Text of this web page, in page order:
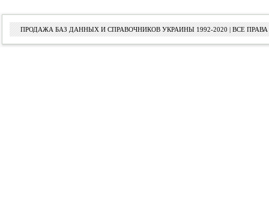
ПРОДАЖА БАЗ ДАННЫХ И СПРАВОЧНИКОВ УКРАИНЫ 1992-2020 | ВСЕ